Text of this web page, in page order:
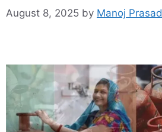
August 8, 2025 by Manoj Prasad